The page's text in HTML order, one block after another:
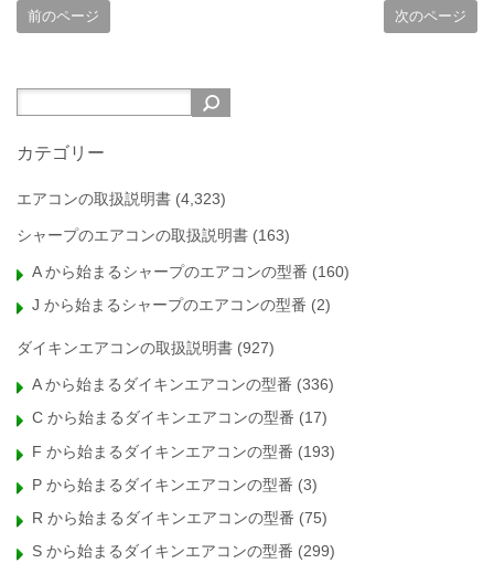
前のページ 次のページ
カテゴリー
エアコンの取扱説明書 (4,323)
シャープのエアコンの取扱説明書 (163)
A から始まるシャープのエアコンの型番 (160)
J から始まるシャープのエアコンの型番 (2)
ダイキンエアコンの取扱説明書 (927)
A から始まるダイキンエアコンの型番 (336)
C から始まるダイキンエアコンの型番 (17)
F から始まるダイキンエアコンの型番 (193)
P から始まるダイキンエアコンの型番 (3)
R から始まるダイキンエアコンの型番 (75)
S から始まるダイキンエアコンの型番 (299)